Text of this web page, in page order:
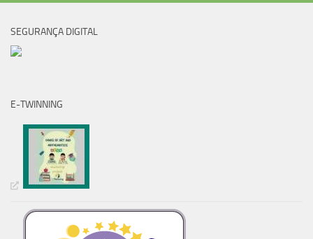
SEGURANÇA DIGITAL
E-TWINNING